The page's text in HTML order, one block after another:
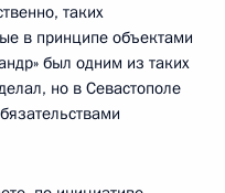
таких
в принципе объектами
был одним из таких
но в Севастополе